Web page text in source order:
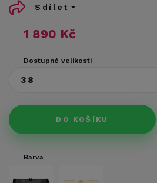
1 890 Kč
Dostupné velikosti
38
DO KOŠÍKU
Sdílet
Barva